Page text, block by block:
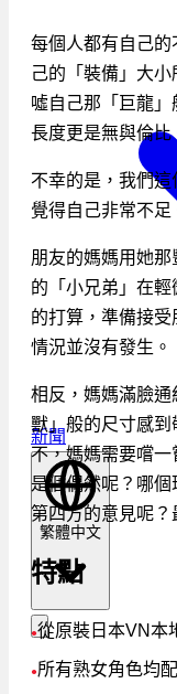
新聞
繁體中文
每個人都有自己的
己的「裝備」大
噓自己那「巨龍」
長度更是無與倫比
不幸的是，我們這
覺得自己非常不足
朋友的媽媽用她
的「小兄弟」在
的打算，準備接
情況並沒有發生。
相反，媽媽滿臉
獸」般的尺寸感到
不，媽媽需要嚐一
是個偶然呢？哪
第四方的意見呢？
特點
●從原裝日本VN本
●所有熟女角色均